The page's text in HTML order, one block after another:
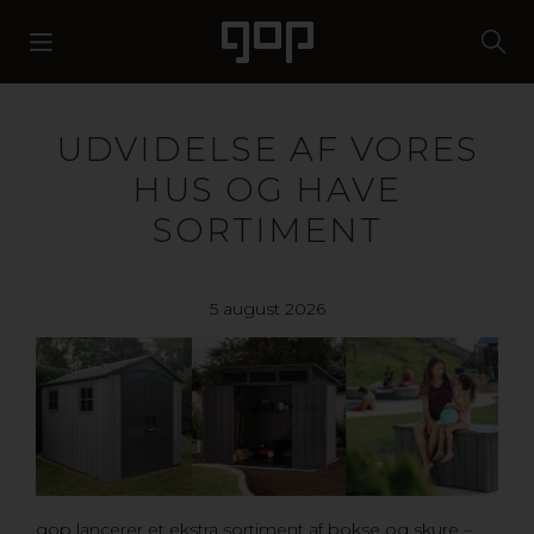
UDVIDELSE AF VORES
HUS OG HAVE
SORTIMENT
5 august 2026
gop lancerer et ekstra sortiment af bokse og skure –